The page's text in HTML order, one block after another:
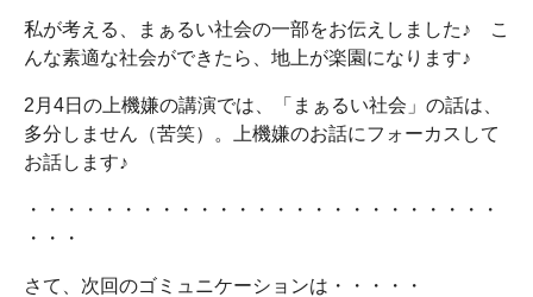
私が考える、まぁるい社会の一部をお伝えしました♪ こ
んな素適な社会ができたら、地上が楽園になります♪
2月4日の上機嫌の講演では、「まぁるい社会」の話は、
多分しません（苦笑）。上機嫌のお話にフォーカスして
お話します♪
・・・・・・・・・・・・・・・・・・・・・・・・・
・・・
さて、次回のゴミュニケーションは・・・・・